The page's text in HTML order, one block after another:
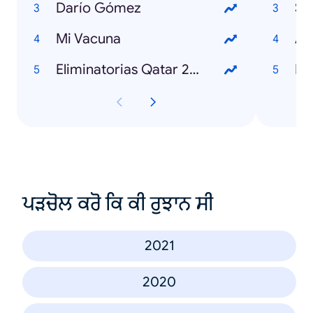
Darío Gómez
Mi Vacuna
Eliminatorias Qatar 2022
ਪੜਚੋਲ ਕਰੋ ਕਿ ਕੀ ਰੁਝਾਨ ਸੀ
2021
2020